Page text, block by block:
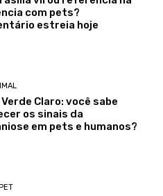
com pets?
estreia hoje
Claro: você sabe
os sinais da
em pets e humanos?